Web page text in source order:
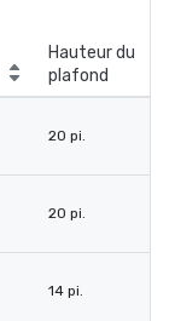
Hauteur du
plafond
20 pi.
20 pi.
14 pi.